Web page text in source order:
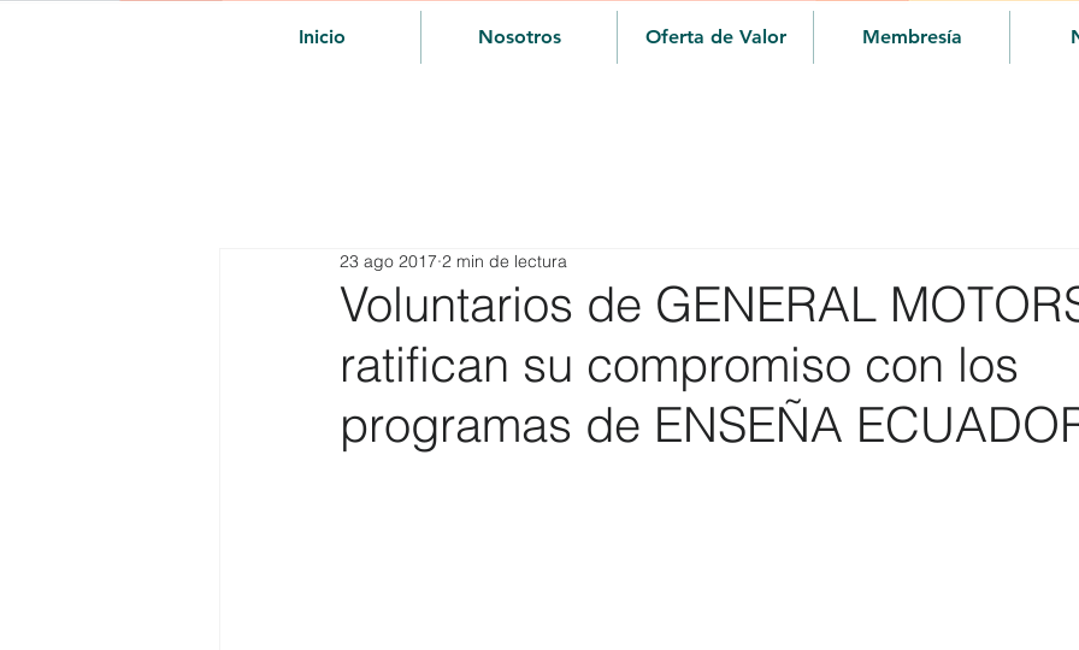
Inicio Nosotros Oferta de Valor Membresía
Voluntarios de GENERAL
ratifican su compromiso con los
programas de ENSEÑA
23 ago 2017 2 min de lectura